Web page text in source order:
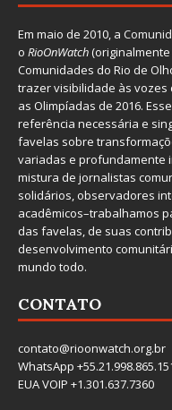
Em maio de 2010, a
o RioOnWatch(originalmente
Comunidades do Rio de
trazer visibilidade às
as Olimpíadas de 2016.
referência necessária e
favelas sobre
variadas e profundamente
mistura de jornalistas
solidários, observadores
acadêmicos–trabalhamos
das favelas, de suas
desenvolvimento
mundo todo.
CONTATO
contato@rioonwatch.org.br
WhatsApp
EUA VOIP +1.301.637.7360